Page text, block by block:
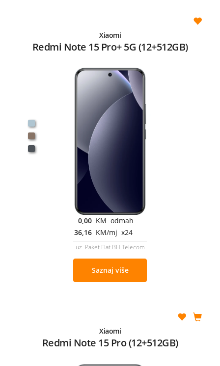
Xiaomi
Redmi Note 15 Pro+ 5G (12+512GB)
0,00 KM odmah
36,16 KM/mj x24
uz Paket Flat BH Telecom
Saznaj više
Xiaomi
Redmi Note 15 Pro (12+512GB)